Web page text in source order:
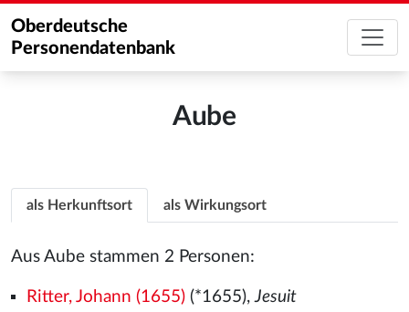
Oberdeutsche
Personendatenbank
Aube
als Herkunftsort als Wirkungsort
Aus Aube stammen 2 Personen:
Ritter, Johann (1655)(*1655),Jesuit